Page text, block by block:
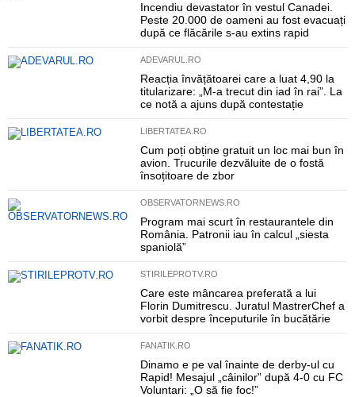
Incendiu devastator în vestul Canadei.
Peste 20.000 de oameni au fost evacuați
după ce flăcările s-au extins rapid
ADEVARUL.RO
Reacția învățătoarei care a luat 4,90 la
titularizare: „M-a trecut din iad în rai”. La
ce notă a ajuns după contestație
LIBERTATEA.RO
Cum poți obține gratuit un loc mai bun în
avion. Trucurile dezvăluite de o fostă
însoțitoare de zbor
OBSERVATORNEWS.RO
Program mai scurt în restaurantele din
România. Patronii iau în calcul „siesta
spaniolă”
STIRILEPROTV.RO
Care este mâncarea preferată a lui
Florin Dumitrescu. Juratul MastrerChef a
vorbit despre începuturile în bucătărie
FANATIK.RO
Dinamo e pe val înainte de derby-ul cu
Rapid! Mesajul „câinilor” după 4-0 cu FC
Voluntari: „O să fie foc!”